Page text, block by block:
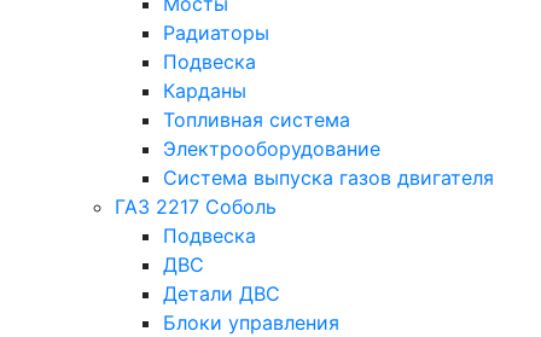
Радиаторы
Подвеска
Карданы
Топливная система
Электрооборудование
Система выпуска газов двигателя
ГАЗ 2217 Соболь
Подвеска
ДВС
Детали ДВС
Блоки управления